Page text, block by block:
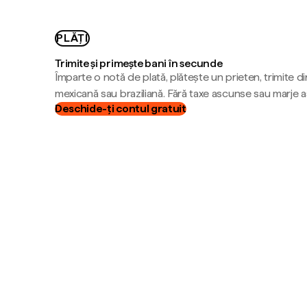
PLĂȚI
Trimite și primește bani în secunde
Împarte o notă de plată, plătește un prieten, trimite
mexicană sau braziliană. Fără taxe ascunse sau marje
Deschide-ți contul gratuit